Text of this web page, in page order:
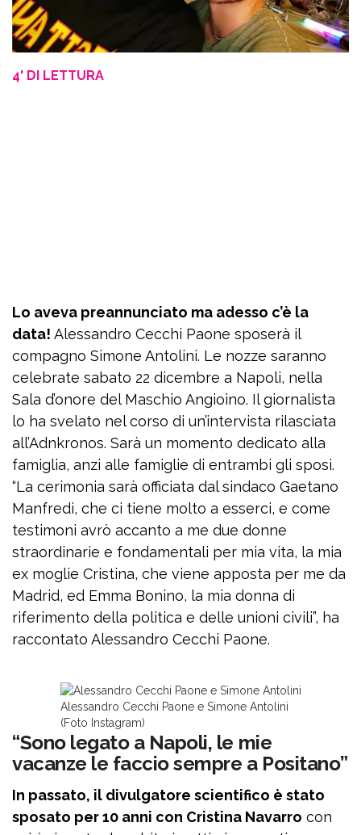
4' DI LETTURA
Lo aveva preannunciato ma adesso c’è la
data! Alessandro Cecchi Paone sposerà il
compagno Simone Antolini. Le nozze saranno
celebrate sabato 22 dicembre a Napoli, nella
Sala d’onore del Maschio Angioino. Il giornalista
lo ha svelato nel corso di un’intervista rilasciata
all’Adnkronos. Sarà un momento dedicato alla
famiglia, anzi alle famiglie di entrambi gli sposi.
“La cerimonia sarà officiata dal sindaco Gaetano
Manfredi, che ci tiene molto a esserci, e come
testimoni avrò accanto a me due donne
straordinarie e fondamentali per mia vita, la mia
ex moglie Cristina, che viene apposta per me da
Madrid, ed Emma Bonino, la mia donna di
riferimento della politica e delle unioni civili”, ha
raccontato Alessandro Cecchi Paone.
Alessandro Cecchi Paone e Simone Antolini
(Foto Instagram)
“Sono legato a Napoli, le mie
vacanze le faccio sempre a Positano”
In passato, il divulgatore scientifico è stato
sposato per 10 anni con Cristina Navarro con